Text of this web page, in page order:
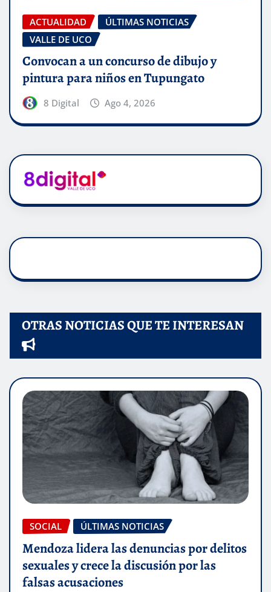
ACTUALIDAD
ÚLTIMAS NOTICIAS
VALLE DE UCO
Convocan a un concurso de dibujo y
pintura para niños en Tupungato
8 Digital Ago 4, 2026
OTRAS NOTICIAS QUE TE INTERESAN
SOCIAL ÚLTIMAS NOTICIAS
Mendoza lidera las denuncias por delitos
sexuales y crece la discusión por las
falsas acusaciones